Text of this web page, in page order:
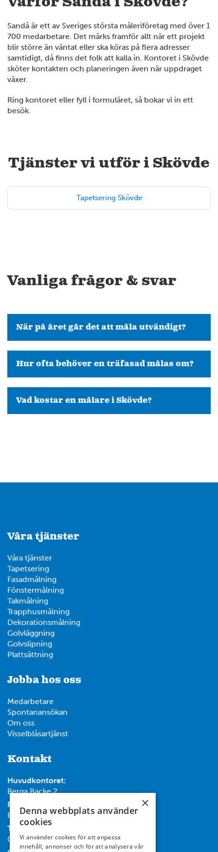
Sandå är ett av Sveriges största måleriföretag med över 1
700 medarbetare. Det märks framför allt när ett projekt
blir större än väntat eller ska köras på flera adresser
samtidigt, då finns det folk att kalla in. Kontoret i Skövde
sköter kontakten och planeringen även när uppdraget
växer.
Ring kontoret eller fyll i formuläret, så bokar vi in ett
besök.
Tjänster vi utför i Skövde
Tapetsering Skövde
Vanliga frågor & svar
När på året går det att måla utvändigt?
Hur ofta behöver en träfasad målas om?
Vad kostar en målare i Skövde?
Våra tjänster
Våra tjänster
Tapetsering
Fasadmålning
Fönstermålning
Takmålning
Trapphusmålning
Dekorationsmålning
Golvläggning
Golvslipning
Plattsättning
Jobba hos oss
Medarbetare
Spontanansökan
Om oss
Visselblåsartjänst
Kontakt
Huvudkontoret:
Berga Backe 2
Post:
Box 732, 182 17 Danderyd
Tel:
08-714 35 00
×
Denna webbplats använder
cookies
Vi använder cookies för att anpassa
innehåll, annonser och för att analysera vår